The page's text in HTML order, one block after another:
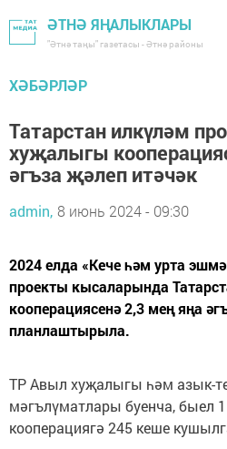
ӘТНӘ ЯҢАЛЫКЛАРЫ
"Әтнә таңы" газетасы - Әтнә районы
ХӘБӘРЛӘР
Татарстан илкүләм
хуҗалыгы
әгъза җәлеп итәчәк
admin, 8 июнь 2024 - 09:30
2024 елда «Кече һәм урта
проекты кысаларында
кооперациясенә 2,3 мең яңа
планлаштырыла.
ТР Авыл хуҗалыгы һәм азык-
мәгълүматлары буенча, быел
кооперациягә 245 кеше